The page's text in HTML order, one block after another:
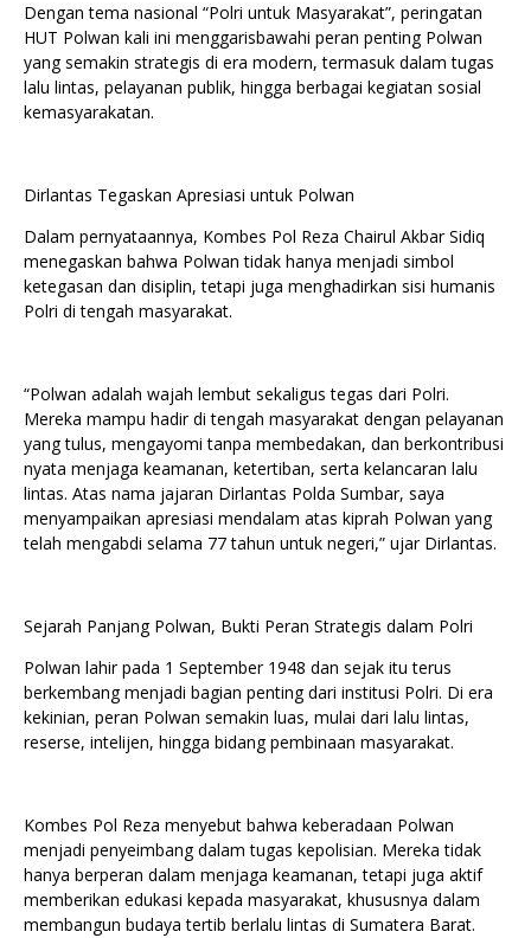
Dengan tema nasional “Polri untuk Masyarakat”, peringatan
HUT Polwan kali ini menggarisbawahi peran penting Polwan
yang semakin strategis di era modern, termasuk dalam tugas
lalu lintas, pelayanan publik, hingga berbagai kegiatan sosial
kemasyarakatan.
Dirlantas Tegaskan Apresiasi untuk Polwan
Dalam pernyataannya, Kombes Pol Reza Chairul Akbar Sidiq
menegaskan bahwa Polwan tidak hanya menjadi simbol
ketegasan dan disiplin, tetapi juga menghadirkan sisi humanis
Polri di tengah masyarakat.
“Polwan adalah wajah lembut sekaligus tegas dari Polri.
Mereka mampu hadir di tengah masyarakat dengan pelayanan
yang tulus, mengayomi tanpa membedakan, dan berkontribusi
nyata menjaga keamanan, ketertiban, serta kelancaran lalu
lintas. Atas nama jajaran Dirlantas Polda Sumbar, saya
menyampaikan apresiasi mendalam atas kiprah Polwan yang
telah mengabdi selama 77 tahun untuk negeri,” ujar Dirlantas.
Sejarah Panjang Polwan, Bukti Peran Strategis dalam Polri
Polwan lahir pada 1 September 1948 dan sejak itu terus
berkembang menjadi bagian penting dari institusi Polri. Di era
kekinian, peran Polwan semakin luas, mulai dari lalu lintas,
reserse, intelijen, hingga bidang pembinaan masyarakat.
Kombes Pol Reza menyebut bahwa keberadaan Polwan
menjadi penyeimbang dalam tugas kepolisian. Mereka tidak
hanya berperan dalam menjaga keamanan, tetapi juga aktif
memberikan edukasi kepada masyarakat, khususnya dalam
membangun budaya tertib berlalu lintas di Sumatera Barat.